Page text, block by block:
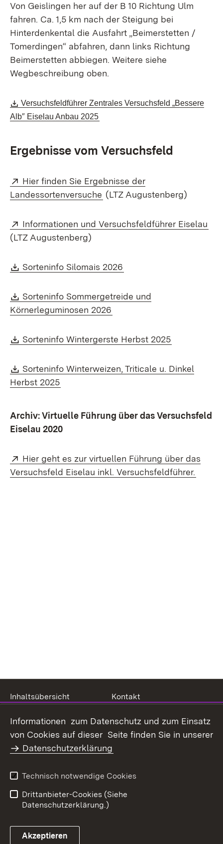
Von Geislingen her auf der B 10 Richtung Ulm
fahren. Ca. 1,5 km nach der Steigung bei
Hinterdenkental die Ausfahrt „Beimerstetten /
Tomerdingen“ abfahren, dann links Richtung
Beimerstetten abbiegen. Weitere siehe
Wegbeschreibung oben.
Download:
Versuchsfeldführer Zentrales Versuchsfeld „Bessere
Alb″ Eiselau Anbau 2025
Ergebnisse vom Versuchsfeld
Extern:
Hier finden Sie Ergebnisse der
Landessortenversuche (Öffnet in neuem Fenster)
(LTZ Augustenberg)
Extern:
Informationen und Versuchsfeldführer Eiselau
(LTZ Augustenberg)
Download:
Sorteninfo Silomais 2026
Download:
Sorteninfo Sommergetreide und
Körnerleguminosen 2026
Download:
Sorteninfo Wintergerste Herbst 2025
Download:
Sorteninfo Winterweizen, Triticale u. Dinkel
Herbst 2025
Archiv: Virtuelle Führung über das Versuchsfeld
Eiselau 2020
Extern:
Hier geht es zur virtuellen Führung über das
Versuchsfeld Eiselau inkl. Versuchsfeldführer.
Inhaltsübersicht
Kontakt
Barrierefreiheit
Benutzungshinweise
Impressum
Informationen zum Datenschutz und zum Einsatz
von Cookies auf dieser Seite finden Sie in unserer
Datenschutzerklärung
Technisch notwendige Cookies
Drittanbieter-Cookies (Siehe
Datenschutzerklärung.)
Akzeptieren